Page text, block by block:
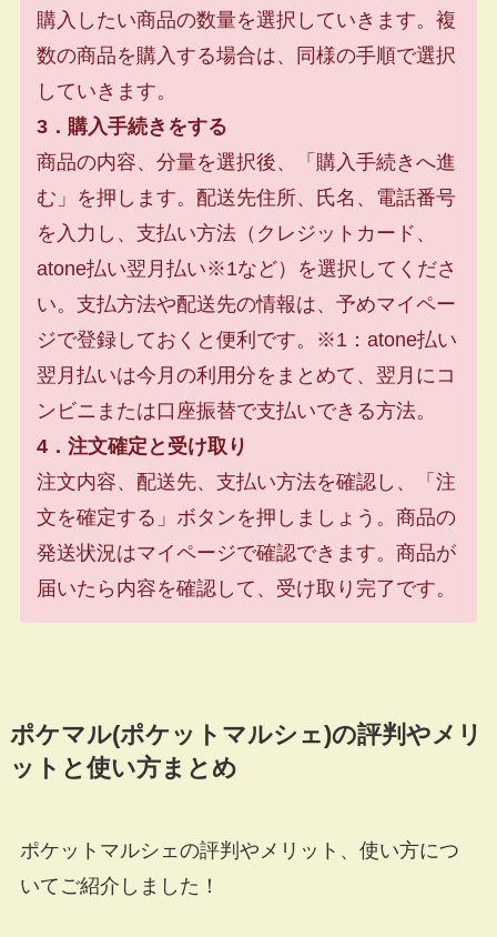
購入したい商品の数量を選択していきます。複
数の商品を購入する場合は、同様の手順で選択
していきます。
3．購入手続きをする
商品の内容、分量を選択後、「購入手続きへ進
む」を押します。配送先住所、氏名、電話番号
を入力し、支払い方法（クレジットカード、
atone払い翌月払い※1など）を選択してくださ
い。支払方法や配送先の情報は、予めマイペー
ジで登録しておくと便利です。※1：atone払い
翌月払いは今月の利用分をまとめて、翌月にコ
ンビニまたは口座振替で支払いできる方法。
4．注文確定と受け取り
注文内容、配送先、支払い方法を確認し、「注
文を確定する」ボタンを押しましょう。商品の
発送状況はマイページで確認できます。商品が
届いたら内容を確認して、受け取り完了です。
ポケマル(ポケットマルシェ)の評判やメリ
ットと使い方まとめ
ポケットマルシェの評判やメリット、使い方につ
いてご紹介しました！